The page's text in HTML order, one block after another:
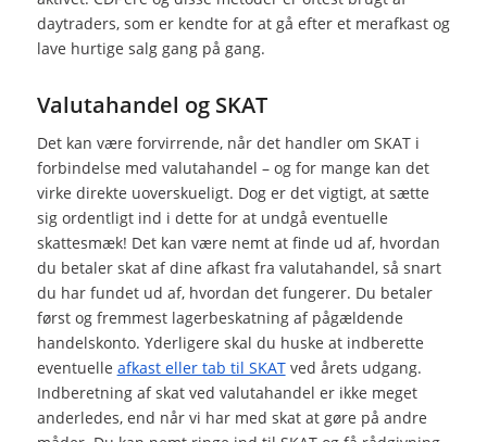
daytraders, som er kendte for at gå efter et merafkast og
lave hurtige salg gang på gang.
Valutahandel og SKAT
Det kan være forvirrende, når det handler om SKAT i
forbindelse med valutahandel – og for mange kan det
virke direkte uoverskueligt. Dog er det vigtigt, at sætte
sig ordentligt ind i dette for at undgå eventuelle
skattesmæk! Det kan være nemt at finde ud af, hvordan
du betaler skat af dine afkast fra valutahandel, så snart
du har fundet ud af, hvordan det fungerer. Du betaler
først og fremmest lagerbeskatning af pågældende
handelskonto. Yderligere skal du huske at indberette
eventuelle afkast eller tab til SKATved årets udgang.
Indberetning af skat ved valutahandel er ikke meget
anderledes, end når vi har med skat at gøre på andre